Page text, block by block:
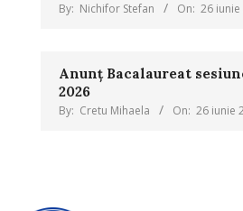
By: Nichifor Stefan On: 26 iunie
Anunț Bacalaureat
2026
By: Cretu Mihaela On: 26 iunie